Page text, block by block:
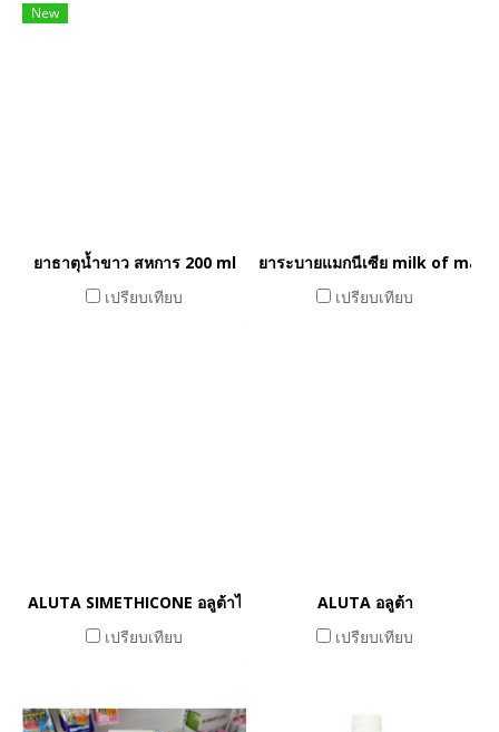
New
ยาธาตุน้ำขาว สหการ 200 ml
เปรียบเทียบ
ยาระบายแมกนีเซีย milk of
เปรียบเทียบ
ALUTA SIMETHICONE อลูต้าไซเมธิโคน
เปรียบเทียบ
ALUTA อลูต้า
เปรียบเทียบ